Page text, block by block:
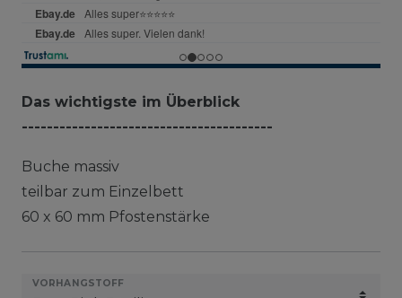
Das wichtigste im Überblick
----------------------------------------
Buche massiv
teilbar zum Einzelbett
60 x 60 mm Pfostenstärke
VORHANGSTOFF